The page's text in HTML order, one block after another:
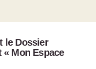
le Dossier
« Mon Espace